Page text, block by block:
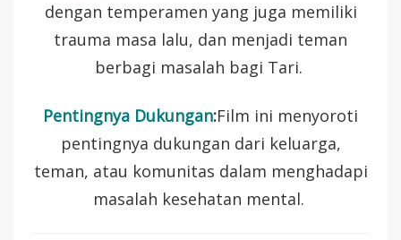
dengan temperamen yang juga memiliki
trauma masa lalu, dan menjadi teman
berbagi masalah bagi Tari.
Pentingnya Dukungan:Film ini menyoroti
pentingnya dukungan dari keluarga,
teman, atau komunitas dalam menghadapi
masalah kesehatan mental.